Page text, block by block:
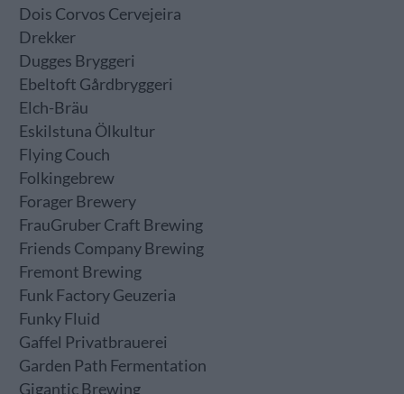
Dois Corvos Cervejeira
Drekker
Dugges Bryggeri
Ebeltoft Gårdbryggeri
Elch-Bräu
Eskilstuna Ölkultur
Flying Couch
Folkingebrew
Forager Brewery
FrauGruber Craft Brewing
Friends Company Brewing
Fremont Brewing
Funk Factory Geuzeria
Funky Fluid
Gaffel Privatbrauerei
Garden Path Fermentation
Gigantic Brewing